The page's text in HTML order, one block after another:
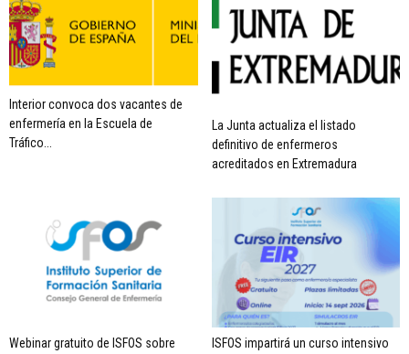
Interior convoca dos vacantes de
enfermería en la Escuela de
Tráfico...
La Junta actualiza el listado
definitivo de enfermeros
acreditados en Extremadura
Webinar gratuito de ISFOS sobre
ISFOS impartirá un curso intensivo